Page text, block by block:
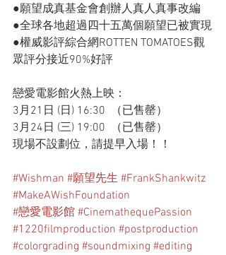
●願望成真基金會創辦人真人真事改編
●全球各地超過四十五萬個願望已被實現
●權威影評綜合網ROTTEN TOMATOES觀
眾評分接近90%好評
戀愛電影館火熱上映：
3月21日 (日) 16:30  （已售罄）
3月24日 (三) 19:00  （已售罄）
現場不設劃位，請提早入場！！
#Wishman #願望先生 #FrankShankwitz
#MakeAWishFoundation
#戀愛電影館 #CinemathequePassion
#1220filmproduction #postproduction
#colorgrading #soundmixing #editing